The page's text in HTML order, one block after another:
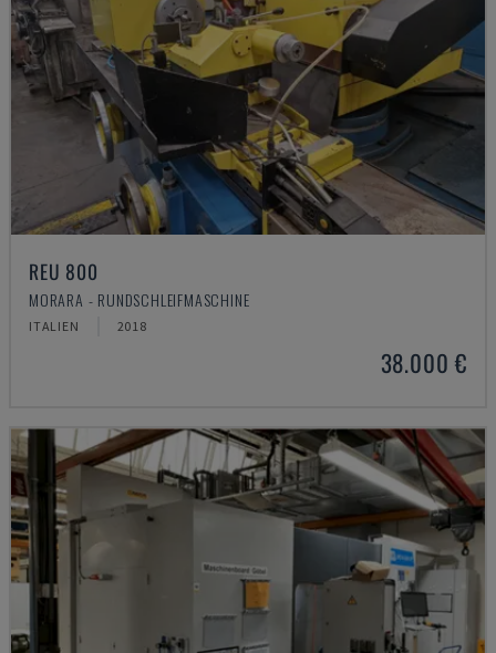
REU 800
MORARA - RUNDSCHLEIFMASCHINE
ITALIEN 2018
38.000 €